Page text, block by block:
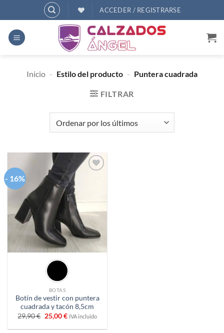
al
contenido
ACCEDER / REGISTRARSE
Inicio - Estilo del producto - Puntera cuadrada
FILTRAR
- 16%
BOTAS
Botín de vestir con puntera
cuadrada y tacón 8,5cm
29,90€ El
precio
original
25,00€El
actual
IVA incluido